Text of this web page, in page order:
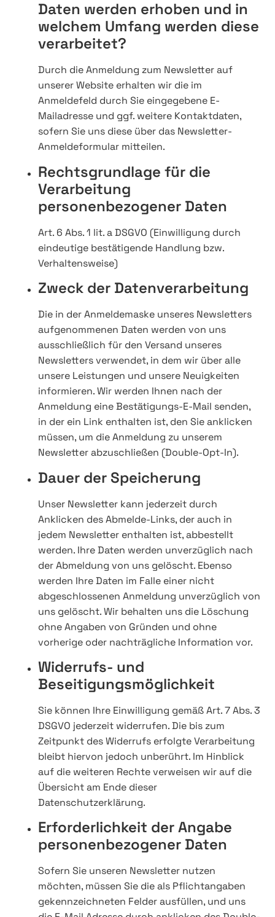
Daten werden erhoben und in
welchem Umfang werden diese
verarbeitet?
Durch die Anmeldung zum Newsletter auf
unserer Website erhalten wir die im
Anmeldefeld durch Sie eingegebene E-
Mailadresse und ggf. weitere Kontaktdaten,
sofern Sie uns diese über das Newsletter-
Anmeldeformular mitteilen.
Rechtsgrundlage für die
Verarbeitung
personenbezogener Daten
Art. 6 Abs. 1 lit. a DSGVO (Einwilligung durch
eindeutige bestätigende Handlung bzw.
Verhaltensweise)
Zweck der Datenverarbeitung
Die in der Anmeldemaske unseres Newsletters
aufgenommenen Daten werden von uns
ausschließlich für den Versand unseres
Newsletters verwendet, in dem wir über alle
unsere Leistungen und unsere Neuigkeiten
informieren. Wir werden Ihnen nach der
Anmeldung eine Bestätigungs-E-Mail senden,
in der ein Link enthalten ist, den Sie anklicken
müssen, um die Anmeldung zu unserem
Newsletter abzuschließen (Double-Opt-In).
Dauer der Speicherung
Unser Newsletter kann jederzeit durch
Anklicken des Abmelde-Links, der auch in
jedem Newsletter enthalten ist, abbestellt
werden. Ihre Daten werden unverzüglich nach
der Abmeldung von uns gelöscht. Ebenso
werden Ihre Daten im Falle einer nicht
abgeschlossenen Anmeldung unverzüglich von
uns gelöscht. Wir behalten uns die Löschung
ohne Angaben von Gründen und ohne
vorherige oder nachträgliche Information vor.
Widerrufs- und
Beseitigungsmöglichkeit
Sie können Ihre Einwilligung gemäß Art. 7 Abs. 3
DSGVO jederzeit widerrufen. Die bis zum
Zeitpunkt des Widerrufs erfolgte Verarbeitung
bleibt hiervon jedoch unberührt. Im Hinblick
auf die weiteren Rechte verweisen wir auf die
Übersicht am Ende dieser
Datenschutzerklärung.
Erforderlichkeit der Angabe
personenbezogener Daten
Sofern Sie unseren Newsletter nutzen
möchten, müssen Sie die als Pflichtangaben
gekennzeichneten Felder ausfüllen, und uns